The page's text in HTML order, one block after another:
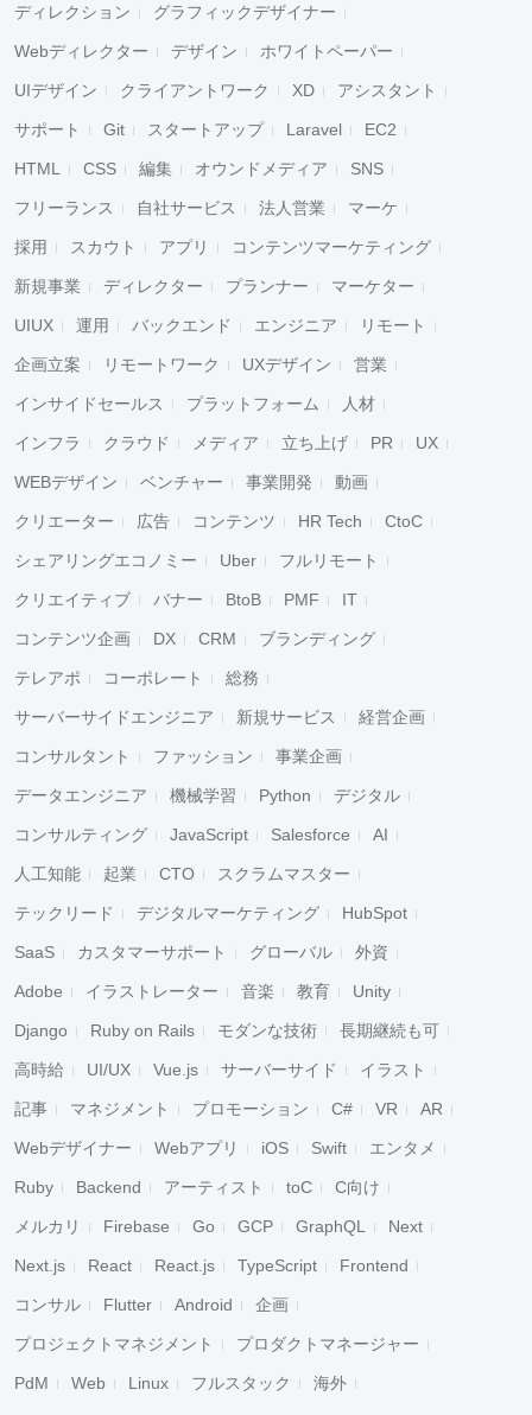
ディレクション グラフィックデザイナー
Webディレクター デザイン ホワイトペーパー
UIデザイン クライアントワーク XD アシスタント
サポート Git スタートアップ Laravel EC2
HTML CSS 編集 オウンドメディア SNS
フリーランス 自社サービス 法人営業 マーケ
採用 スカウト アプリ コンテンツマーケティング
新規事業 ディレクター プランナー マーケター
UIUX 運用 バックエンド エンジニア リモート
企画立案 リモートワーク UXデザイン 営業
インサイドセールス プラットフォーム 人材
インフラ クラウド メディア 立ち上げ PR UX
WEBデザイン ベンチャー 事業開発 動画
クリエーター 広告 コンテンツ HR Tech CtoC
シェアリングエコノミー Uber フルリモート
クリエイティブ バナー BtoB PMF IT
コンテンツ企画 DX CRM ブランディング
テレアポ コーポレート 総務
サーバーサイドエンジニア 新規サービス 経営企画
コンサルタント ファッション 事業企画
データエンジニア 機械学習 Python デジタル
コンサルティング JavaScript Salesforce AI
人工知能 起業 CTO スクラムマスター
テックリード デジタルマーケティング HubSpot
SaaS カスタマーサポート グローバル 外資
Adobe イラストレーター 音楽 教育 Unity
Django Ruby on Rails モダンな技術 長期継続も可
高時給 UI/UX Vue.js サーバーサイド イラスト
記事 マネジメント プロモーション C# VR AR
Webデザイナー Webアプリ iOS Swift エンタメ
Ruby Backend アーティスト toC C向け
メルカリ Firebase Go GCP GraphQL Next
Next.js React React.js TypeScript Frontend
コンサル Flutter Android 企画
プロジェクトマネジメント プロダクトマネージャー
PdM Web Linux フルスタック 海外